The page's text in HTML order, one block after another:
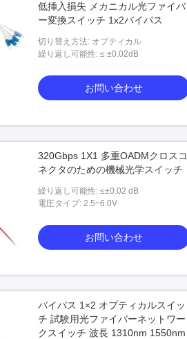
低挿入損失 メカニカル光ファイバ
ー変換スイッチ 1x2バイパス
切り替え方法: オプティカル
繰り返し可能性: ≤ ±0.02dB
お問い合わせ
320Gbps 1X1 多重OADMクロスコ
ネクタのための機械光学スイッチ
繰り返し可能性: ≤±0.02 dB
電圧タイプ: 2.5~6.0V
お問い合わせ
バイパス 1×2 オプティカルスイッ
チ 試験用光ファイバーネットワー
クスイッチ 波長 1310nm 1550nm